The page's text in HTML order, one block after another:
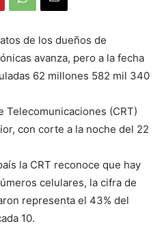
de los dueños de
avanza, pero a la fecha
62 millones 582 mil 340
Telecomunicaciones (CRT)
con corte a la noche del 22
la CRT reconoce que hay
celulares, la cifra de
representa el 43% del
10.